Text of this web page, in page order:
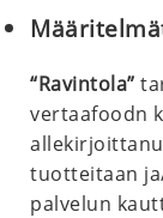
“Ravintola”
vertaafoodn
tuotteitaan
palvelun